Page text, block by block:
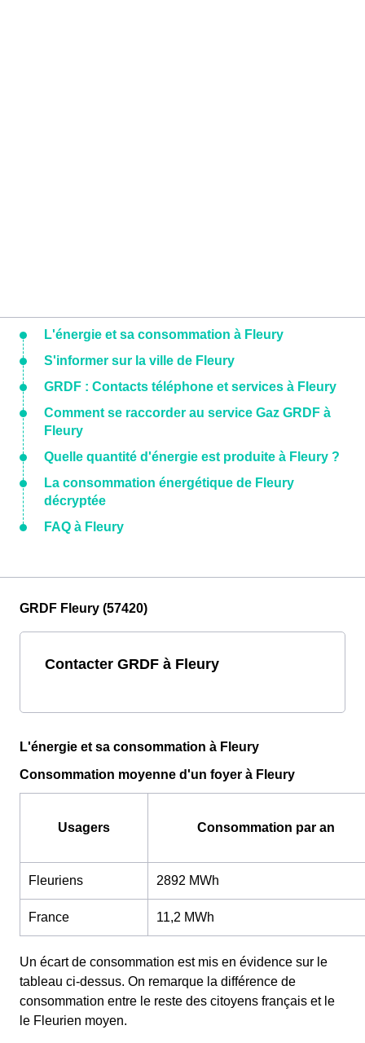
L'énergie et sa consommation à Fleury
S'informer sur la ville de Fleury
GRDF : Contacts téléphone et services à Fleury
Comment se raccorder au service Gaz GRDF à
Fleury
Quelle quantité d'énergie est produite à Fleury ?
La consommation énergétique de Fleury
décryptée
FAQ à Fleury
GRDF Fleury (57420)
Contacter GRDF à Fleury
L'énergie et sa consommation à Fleury
Consommation moyenne d'un foyer à Fleury
Usagers Consommation par an
Fleuriens 2892 MWh
France 11,2 MWh
Un écart de consommation est mis en évidence sur le
tableau ci-dessus. On remarque la différence de
consommation entre le reste des citoyens français et le
le Fleurien moyen.